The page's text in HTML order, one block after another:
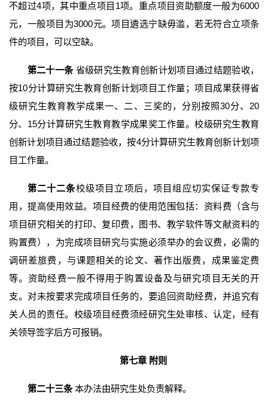
不超过4项，其中重点项目1项。重点项目资助额度一般为6000
元，一般项目为3000元。项目遴选宁缺毋滥，若无符合立项条
件的项目，可以空缺。
第二十一条 省级研究生教育创新计划项目通过结题验收，
按10分计算研究生教育创新计划项目工作量；项目成果获得省
级研究生教育教学成果一、二、三奖的，分别按照30分、20
分、15分计算研究生教育教学成果奖工作量。校级研究生教育
创新计划项目通过结题验收，按4分计算研究生教育创新计划项
目工作量。
第二十二条校级项目立项后，项目组应切实保证专款专
用，提高使用效益。项目经费的使用范围包括：资料费（含与
项目研究相关的打印、复印费，图书、教学软件等文献资料的
购置费），为完成项目研究与实施必须举办的会议费，必需的
调研差旅费，与课题相关的论文、著作出版费，成果鉴定费
等。资助经费一般不得用于购置设备及与研究项目无关的开
支。对未按要求完成项目任务的，要追回资助经费，并追究有
关人员的责任。校级项目经费须经研究生处审核、认定，经有
关领导签字后方可报销。
第七章 附则
第二十三条本办法由研究生处负责解释。